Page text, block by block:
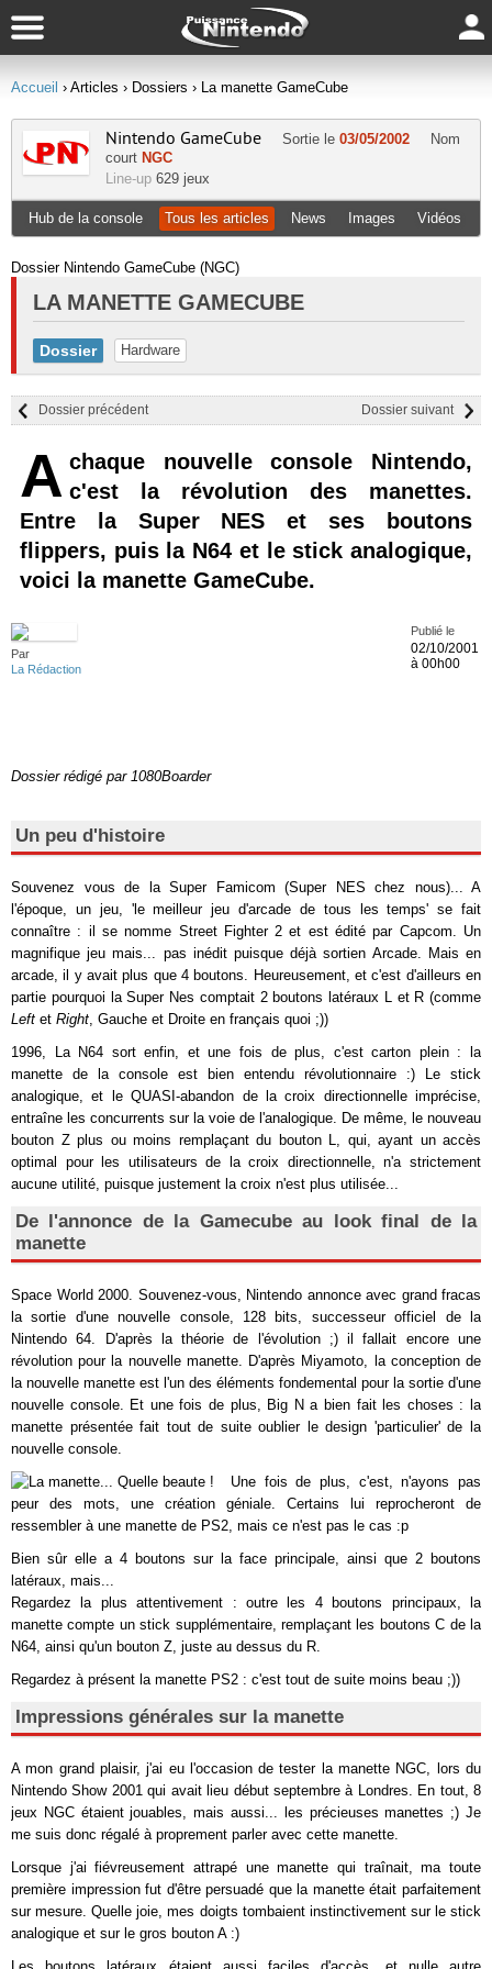
Accueil › Articles › Dossiers › La manette GameCube
Nintendo GameCube Sortie le 03/05/2002
Nom
court NGC
Line-up 629 jeux
Hub de la console Tous les articles News Images Vidéos
Dossier Nintendo GameCube (NGC)
LA MANETTE GAMECUBE
Dossier Hardware
Dossier suivant
Dossier précédent
A chaque nouvelle console Nintendo,
c'est la révolution des manettes.
Entre la Super NES et ses boutons
flippers, puis la N64 et le stick analogique,
voici la manette GameCube.
Par
La Rédaction
Publié le
02/10/2001
à 00h00
Dossier rédigé par 1080Boarder
Un peu d'histoire
Souvenez vous de la Super Famicom (Super NES chez nous)... A
l'époque, un jeu, 'le meilleur jeu d'arcade de tous les temps' se fait
connaître : il se nomme Street Fighter 2 et est édité par Capcom. Un
magnifique jeu mais... pas inédit puisque déjà sortien Arcade. Mais en
arcade, il y avait plus que 4 boutons. Heureusement, et c'est d'ailleurs en
partie pourquoi la Super Nes comptait 2 boutons latéraux L et R (comme
Left et Right, Gauche et Droite en français quoi ;))
1996, La N64 sort enfin, et une fois de plus, c'est carton plein : la
manette de la console est bien entendu révolutionnaire :) Le stick
analogique, et le QUASI-abandon de la croix directionnelle imprécise,
entraîne les concurrents sur la voie de l'analogique. De même, le nouveau
bouton Z plus ou moins remplaçant du bouton L, qui, ayant un accès
optimal pour les utilisateurs de la croix directionnelle, n'a strictement
aucune utilité, puisque justement la croix n'est plus utilisée...
De l'annonce de la Gamecube au look final de la
manette
Space World 2000. Souvenez-vous, Nintendo annonce avec grand fracas
la sortie d'une nouvelle console, 128 bits, successeur officiel de la
Nintendo 64. D'après la théorie de l'évolution ;) il fallait encore une
révolution pour la nouvelle manette. D'après Miyamoto, la conception de
la nouvelle manette est l'un des éléments fondemental pour la sortie d'une
nouvelle console. Et une fois de plus, Big N a bien fait les choses : la
manette présentée fait tout de suite oublier le design 'particulier' de la
nouvelle console.
Une fois de plus, c'est, n'ayons pas
peur des mots, une création géniale. Certains lui reprocheront de
ressembler à une manette de PS2, mais ce n'est pas le cas :p
Bien sûr elle a 4 boutons sur la face principale, ainsi que 2 boutons
latéraux, mais...
Regardez la plus attentivement : outre les 4 boutons principaux, la
manette compte un stick supplémentaire, remplaçant les boutons C de la
N64, ainsi qu'un bouton Z, juste au dessus du R.
Regardez à présent la manette PS2 : c'est tout de suite moins beau ;))
Impressions générales sur la manette
A mon grand plaisir, j'ai eu l'occasion de tester la manette NGC, lors du
Nintendo Show 2001 qui avait lieu début septembre à Londres. En tout, 8
jeux NGC étaient jouables, mais aussi... les précieuses manettes ;) Je
me suis donc régalé à proprement parler avec cette manette.
Lorsque j'ai fiévreusement attrapé une manette qui traînait, ma toute
première impression fut d'être persuadé que la manette était parfaitement
sur mesure. Quelle joie, mes doigts tombaient instinctivement sur le stick
analogique et sur le gros bouton A :)